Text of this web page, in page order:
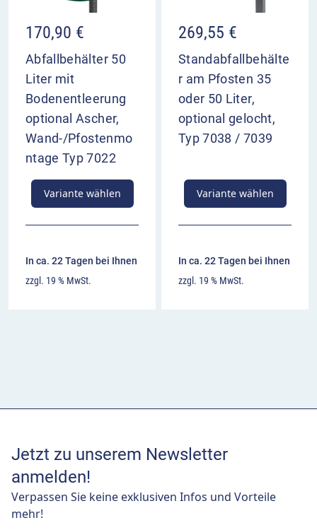
170,90 €
Abfallbehälter 50
Liter mit
Bodenentleerung
optional Ascher,
Wand-/Pfostenmo
ntage Typ 7022
Variante wählen
In ca. 22 Tagen bei Ihnen
zzgl. 19 % MwSt.
269,55 €
Standabfallbehälte
r am Pfosten 35
oder 50 Liter,
optional gelocht,
Typ 7038 / 7039
Variante wählen
In ca. 22 Tagen bei Ihnen
zzgl. 19 % MwSt.
Jetzt zu unserem Newsletter
anmelden!
Verpassen Sie keine exklusiven Infos und Vorteile
mehr!